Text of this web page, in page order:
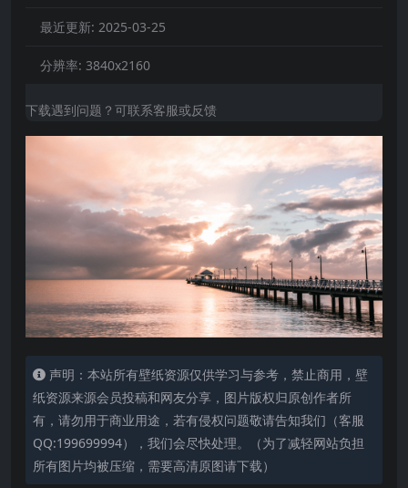
最近更新: 2025-03-25
分辨率: 3840x2160
下载遇到问题？可联系客服或反馈
声明：本站所有壁纸资源仅供学习与参考，禁止商用，壁
纸资源来源会员投稿和网友分享，图片版权归原创作者所
有，请勿用于商业用途，若有侵权问题敬请告知我们（客服
QQ:199699994），我们会尽快处理。（为了减轻网站负担
所有图片均被压缩，需要高清原图请下载）